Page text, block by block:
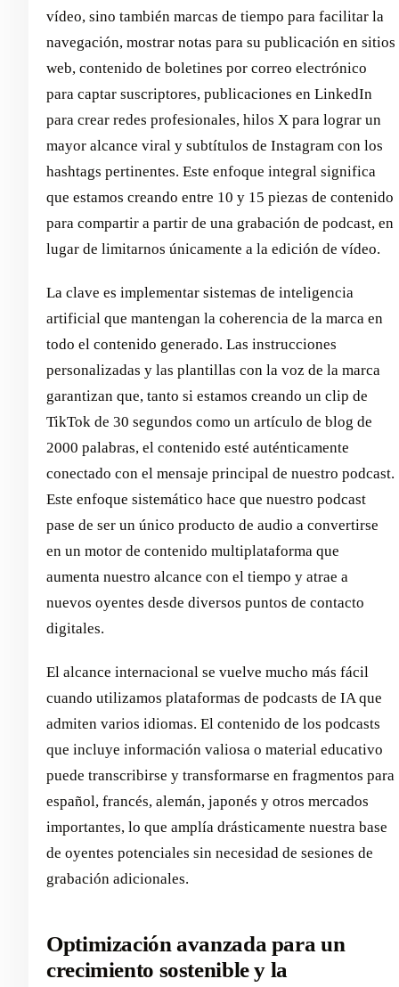
vídeo, sino también marcas de tiempo para facilitar la
navegación, mostrar notas para su publicación en sitios
web, contenido de boletines por correo electrónico
para captar suscriptores, publicaciones en LinkedIn
para crear redes profesionales, hilos X para lograr un
mayor alcance viral y subtítulos de Instagram con los
hashtags pertinentes. Este enfoque integral significa
que estamos creando entre 10 y 15 piezas de contenido
para compartir a partir de una grabación de podcast, en
lugar de limitarnos únicamente a la edición de vídeo.
La clave es implementar sistemas de inteligencia
artificial que mantengan la coherencia de la marca en
todo el contenido generado. Las instrucciones
personalizadas y las plantillas con la voz de la marca
garantizan que, tanto si estamos creando un clip de
TikTok de 30 segundos como un artículo de blog de
2000 palabras, el contenido esté auténticamente
conectado con el mensaje principal de nuestro podcast.
Este enfoque sistemático hace que nuestro podcast
pase de ser un único producto de audio a convertirse
en un motor de contenido multiplataforma que
aumenta nuestro alcance con el tiempo y atrae a
nuevos oyentes desde diversos puntos de contacto
digitales.
El alcance internacional se vuelve mucho más fácil
cuando utilizamos plataformas de podcasts de IA que
admiten varios idiomas. El contenido de los podcasts
que incluye información valiosa o material educativo
puede transcribirse y transformarse en fragmentos para
español, francés, alemán, japonés y otros mercados
importantes, lo que amplía drásticamente nuestra base
de oyentes potenciales sin necesidad de sesiones de
grabación adicionales.
Optimización avanzada para un
crecimiento sostenible y la